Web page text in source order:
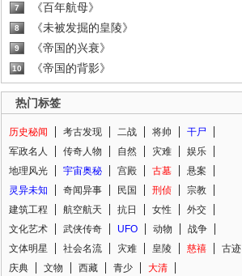
7 《百年航母》
8 《未被发掘的皇陵》
9 《帝国的兴衰》
10 《帝国的背影》
热门标签
历史秘闻 考古发现 二战 将帅
干尸
军政名人
传奇人物 自然 灾难
娱乐
地理风光
宇宙奥秘 宫殿 古墓
悬案
灵异未知
奇闻异事 民国 刑侦
宗教
建筑工程
航空航天 抗日 女性
外交
文化艺术
武侠传奇 UFO 动物
战争
文体明星
社会名流 灾难 皇陵 慈禧
古迹
庆典
文物 西藏 青少 大清